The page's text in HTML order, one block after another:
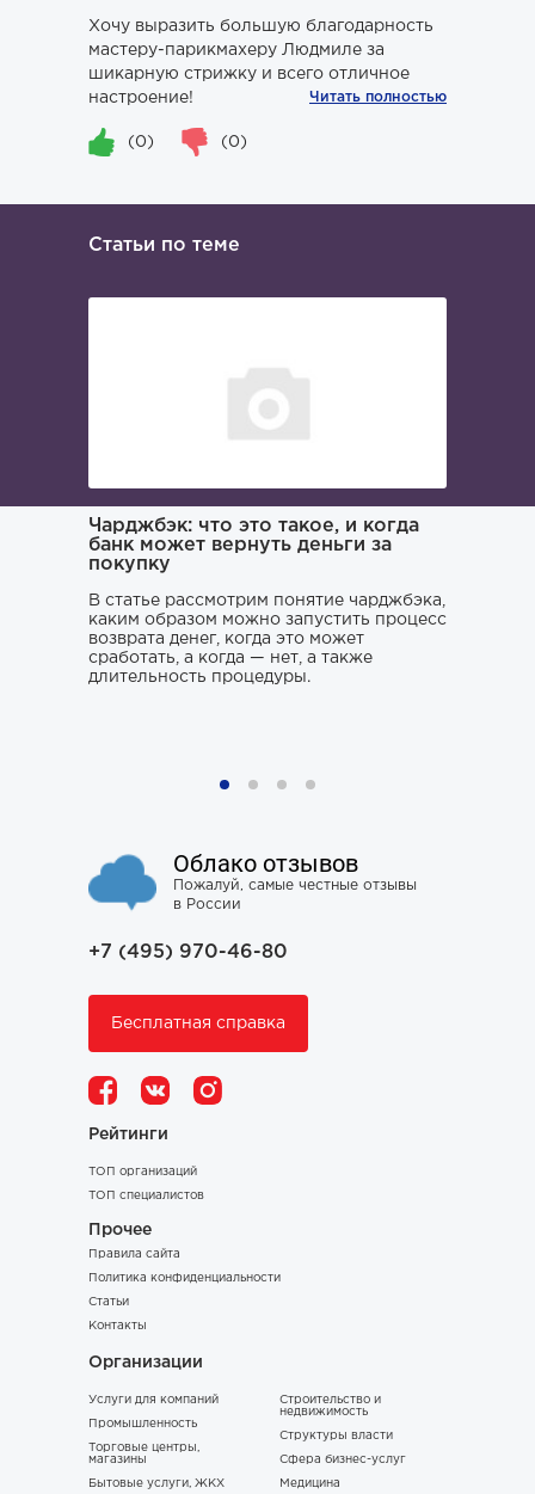
Хочу выразить большую благодарность
мастеру-парикмахеру Людмиле за
шикарную стрижку и всего отличное
настроение!
Читать полностью
(0) (0)
Статьи по теме
Чарджбэк: что это такое, и когда
банк может вернуть деньги за
покупку
В статье рассмотрим понятие чарджбэка,
каким образом можно запустить процесс
возврата денег, когда это может
сработать, а когда — нет, а также
длительность процедуры.
Облако отзывов
Пожалуй, самые честные отзывы
в России
+7 (495) 970-46-80
Бесплатная справка
Рейтинги
ТОП организаций
ТОП специалистов
Прочее
Правила сайта
Политика конфиденциальности
Статьи
Контакты
Организации
Услуги для компаний
Промышленность
Торговые центры,
магазины
Бытовые услуги, ЖКХ
Строительство и
недвижимость
Структуры власти
Сфера бизнес-услуг
Медицина